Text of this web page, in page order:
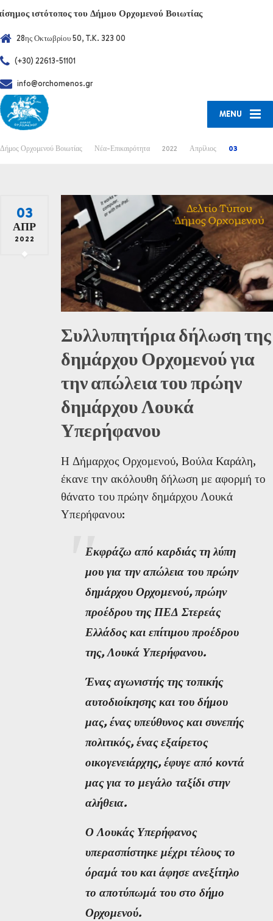
ιστότοπος του Δήμου Ορχομενού Βοιωτίας
28ης Οκτωβρίου 50, T.K. 323 00
(+30) 22613-51101
info@orchomenos.gr
MENU
Δήμος Ορχομενού Βοιωτίας Νέα-Επικαιρότητα 2022 Απρίλιος 03
03
ΑΠΡ
2022
Συλλυπητήρια δήλωση της
δημάρχου Ορχομενού για
την απώλεια του πρώην
δημάρχου Λουκά
Υπερήφανου
Η Δήμαρχος Ορχομενού, Βούλα Καράλη,
έκανε την ακόλουθη δήλωση με αφορμή το
θάνατο του πρώην δημάρχου Λουκά
Υπερήφανου:
Εκφράζω από καρδιάς τη λύπη
μου για την απώλεια του πρώην
δημάρχου Ορχομενού, πρώην
προέδρου της ΠΕΔ Στερεάς
Ελλάδος και επίτιμου προέδρου
της, Λουκά Υπερήφανου.
Ένας αγωνιστής της τοπικής
αυτοδιοίκησης και του δήμου
μας, ένας υπεύθυνος και συνεπής
πολιτικός, ένας εξαίρετος
οικογενειάρχης, έφυγε από κοντά
μας για το μεγάλο ταξίδι στην
αλήθεια.
Ο Λουκάς Υπερήφανος
υπερασπίστηκε μέχρι τέλους το
όραμά του και άφησε ανεξίτηλο
το αποτύπωμά του στο δήμο
Ορχομενού.